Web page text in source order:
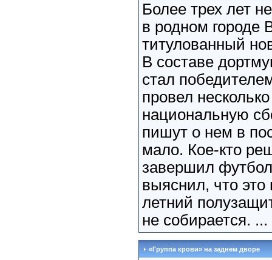
Более трех лет
в родном городе
титулованный
В составе
стал
провел
национальную
пишут о нем в
мало. Кое-кто
завершил
выяснил, что
летний
не собирается. ...
«Группа крови» на заднем дворе